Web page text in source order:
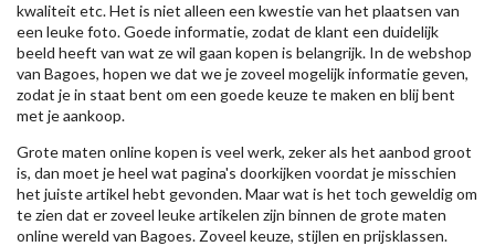
kwaliteit etc. Het is niet alleen een kwestie van het plaatsen van
een leuke foto. Goede informatie, zodat de klant een duidelijk
beeld heeft van wat ze wil gaan kopen is belangrijk. In de webshop
van Bagoes, hopen we dat we je zoveel mogelijk informatie geven,
zodat je in staat bent om een goede keuze te maken en blij bent
met je aankoop.
Grote maten online kopen is veel werk, zeker als het aanbod groot
is, dan moet je heel wat pagina's doorkijken voordat je misschien
het juiste artikel hebt gevonden. Maar wat is het toch geweldig om
te zien dat er zoveel leuke artikelen zijn binnen de grote maten
online wereld van Bagoes. Zoveel keuze, stijlen en prijsklassen.